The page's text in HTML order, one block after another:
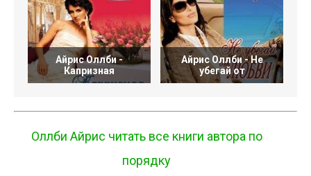
Айрис Оллби -
Капризная
Айрис Оллби - Не
убегай от
Оллби Айрис читать все книги автора по
порядку